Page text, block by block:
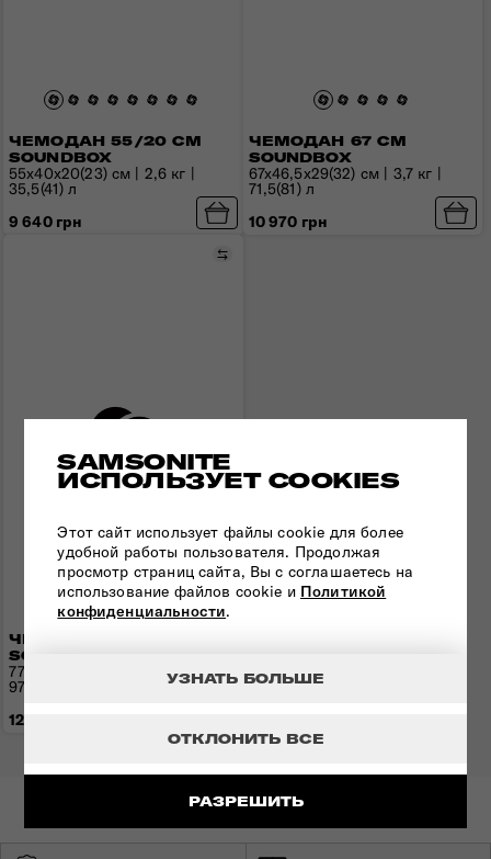
SAMSONITE
ИСПОЛЬЗУЕТ COOKIES
Этот сайт использует файлы cookie для более
удобной работы пользователя. Продолжая
просмотр страниц сайта, Вы с соглашаетесь на
использование файлов cookie и Политикой
конфиденциальности.
РАЗРЕШИТЬ
ОТКЛОНИТЬ ВСЕ
УЗНАТЬ БОЛЬШЕ
ЧЕМОДАН 55/20 СМ
SOUNDBOX
55x40x20(23) см | 2,6 кг |
35,5(41) л
9 640 грн
ЧЕМОДАН 67 СМ
SOUNDBOX
67x46,5x29(32) см | 3,7 кг |
71,5(81) л
10 970 грн
ЧЕМОДАН 77 СМ
SOUNDBOX
Сравнить
77x51,5x29,5(32,5) см | 4,2 кг |
97/110 л
12 500 грн